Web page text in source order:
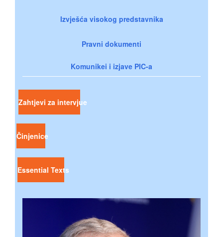
Izvješća visokog predstavnika
Pravni dokumenti
Komunikei i izjave PIC-a
Zahtjevi za intervjue
Činjenice
Essential Texts